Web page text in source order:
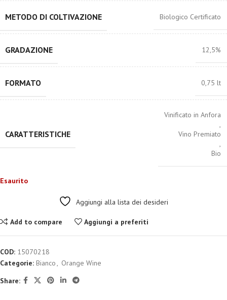
METODO DI COLTIVAZIONE Biologico Certificato
GRADAZIONE 12,5%
FORMATO 0,75 lt
CARATTERISTICHE
Vinificato in Anfora
,
Vino Premiato
,
Bio
Esaurito
Aggiungi alla lista dei desideri
Add to compare Aggiungi a preferiti
COD: 15070218
Categorie: Bianco, Orange Wine
Share: